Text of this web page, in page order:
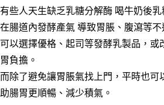
有些人天生缺乏乳糖分解酶 喝牛奶後
在腸道內發酵產氣 導致胃脹、腹瀉等
可以選擇優格、起司等發酵乳製品，或
胃負擔。
而除了避免讓胃脹氣找上門，平時也可
助腸胃更順暢、減少積氣。